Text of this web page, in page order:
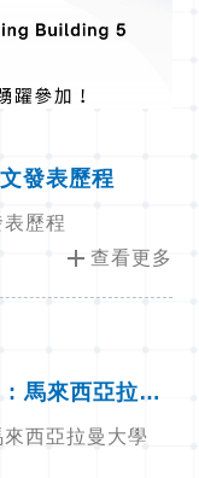
發表歷程
歷程
add 查看更多
馬來西亞拉曼
西亞拉曼大學